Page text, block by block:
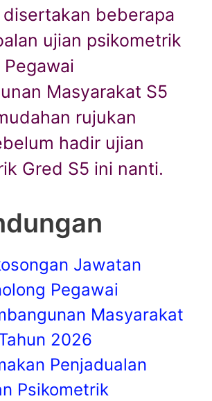
disertakan beberapa
ujian psikometrik
Masyarakat S5
rujukan
hadir ujian
Gred S5 ini nanti.
Jawatan
Pegawai
Masyarakat
2026
Penjadualan
Psikometrik